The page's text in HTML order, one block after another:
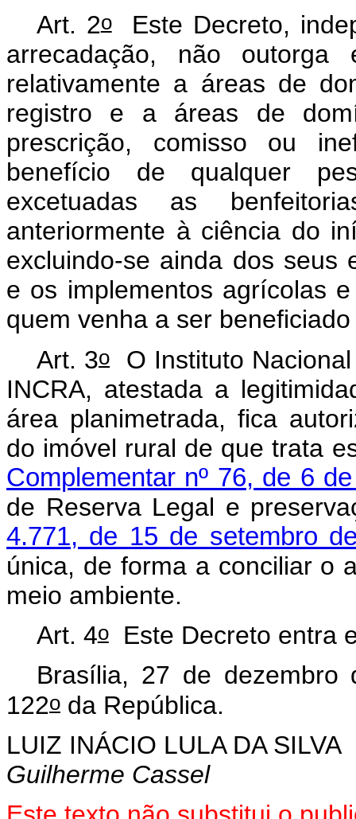
Art. 2oEste Decreto,
arrecadação, não outorga
relativamente a áreas de
registro e a áreas de
prescrição, comisso ou
benefício de qualquer
excetuadas as
anteriormente à ciência do
excluindo-se ainda dos seus
e os implementos agrícolas
quem venha a ser
Art. 3o
O Instituto
INCRA, atestada a
área planimetrada, fica
do imóvel rural de que trata
Complementar nº 76, de 6
de Reserva Legal e
4.771, de 15 de setembro
única, de forma a conciliar o
meio ambiente.
Art. 4oEste Decreto entra
Brasília, 27 de dezembro
122o da República.
LUIZ INÁCIO LULA DA SILVA
Guilherme Cassel